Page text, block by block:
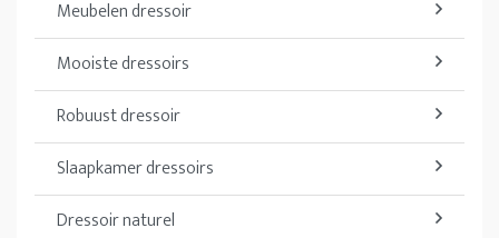
Meubelen dressoir
Mooiste dressoirs
Robuust dressoir
Slaapkamer dressoirs
Dressoir naturel